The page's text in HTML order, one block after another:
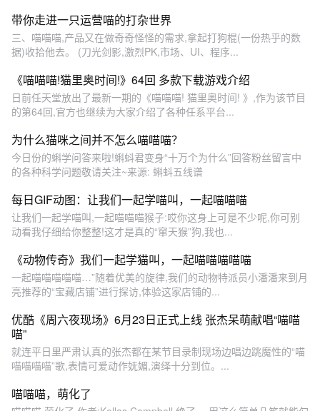
带你走进一只运营喵的打杂世界
三、喵喵喵,产品又在做奇奇怪怪的需求,拿起打狗棍(一份热乎的数
据)收拾他去。 (刀光剑影,激烈PK,市场、UI、程序...
《喵喵喵!猫里奥时间!》64回 多款下载游戏介绍
日前任天堂放出了最新一期的《喵喵喵! 猫里奥时间! 》,作为该节目
的第64回,官方也继续为大家介绍了各种任系平台...
为什么猫咪之间并不怎么喵喵喵？
今日份的蝌学问答来啦!蝌蚪君变身“十万个为什么”回答粉丝留言中
的各种科学问题敬请关注~来源: 蝌蚪五线谱
每日GIF动图：让我们一起学喵叫，一起喵喵喵
让我们一起学喵叫,一起喵喵喵猴子:哎你这身上可是不少呢,你可别
动看我仔细给你整整!这才是真的“窜天猴”狗,我也...
《动物传奇》我们一起学猫叫，一起喵喵喵喵喵
一起喵喵喵喵喵…”随着优美的旋律,我们的动物特派员小潘潘来到月
亮推荐的“宝藏店铺”进行探访,体验这家店铺的...
优酷《周六夜现场》6月23日正式上线 张杰呆萌献唱“喵喵
喵”
就连平日里严肃认真的张杰都在某节目录制现场边唱边跳魔性的“喵
喵喵喵喵”歌,表情可爱动作妩媚,演绎十分到位。...
喵喵喵，萌化了